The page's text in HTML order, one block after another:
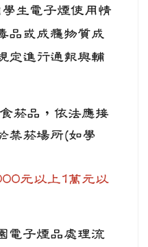
電子煙使用情
品或成癮物質成
定進行通報與輔
菸品，依法應接
禁菸場所(如學
元以上1萬元以
電子煙品處理流